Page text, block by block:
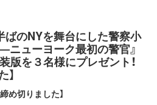
ばのNYを舞台にした警察小
ューヨーク最初の警官』
版を３名様にプレゼント！
】
め切りました】